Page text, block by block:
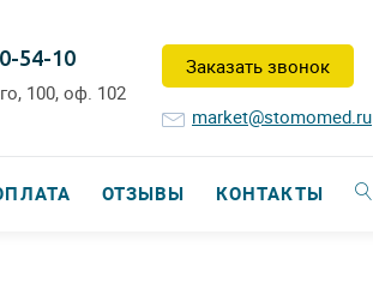
Заказать звонок
market@stomomed.ru
54-10
100, оф. 102
ОТЗЫВЫ КОНТАКТЫ